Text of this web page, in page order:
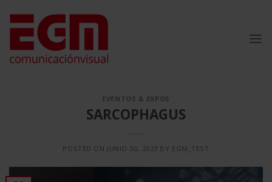
contenido
EVENTOS & EXPOS
SARCOPHAGUS
POSTED ON JUNIO 30, 2023 BY EGM_TEST